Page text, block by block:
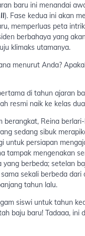
baru ini menandai
). Fase kedua ini akan
memperluas peta
berbahaya yang
klimaks utamanya.
menurut Anda?
di tahun ajaran
resmi naik ke kelas
berangkat, Reina
sedang sibuk
untuk persiapan
tampak mengenakan
yang berbeda; setelan
sekali berbeda dari
tahun lalu.
siswi untuk tahun
baju baru! Tadaaa, ini